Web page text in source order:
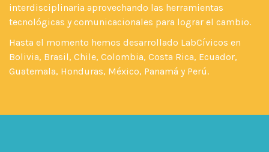
interdisciplinaria aprovechando las herramientas
tecnológicas y comunicacionales para lograr el cambio.
Hasta el momento hemos desarrollado LabCívicos en
Bolivia, Brasil, Chile, Colombia, Costa Rica, Ecuador,
Guatemala, Honduras, México, Panamá y Perú.